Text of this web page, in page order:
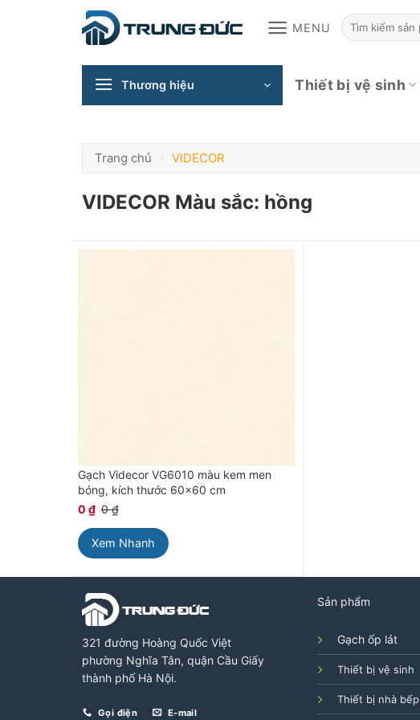
MENU
Tìm
Thương hiệu Thiết bị vệ sinh
Trang chủ » VIDECOR
VIDECOR Màu sắc: hồng
Gạch Videcor VG6010 màu kem men
bóng, kích thước 60×60 cm
0 ₫ 0₫
Xem Nhanh
321 đường Hoàng Quốc Việt
phường Nghĩa Tân, quận Cầu Giấy
thành phố Hà Nội.
Gọi điện E-mail
Sản phẩm
Gạch ốp lát
Thiết bị vệ sinh
Thiết bị nhà bếp